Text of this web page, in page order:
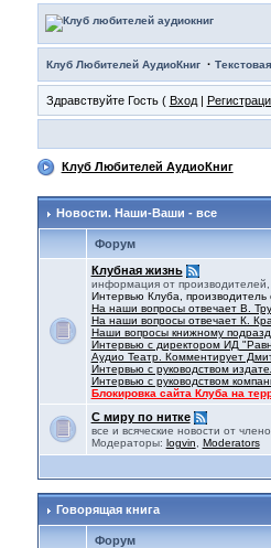
Клуб Любителей АудиоКниг·
Здравствуйте Гость ( Вход|
Клуб Любителей АудиоКниг
Новости. Наши-Ваши - все
Форум
Клубная жизнь
информация от
Интервью Клуба, производитель
На наши вопросы отвечает В.
На наши вопросы отвечает К.
Наши вопросы книжному
Интервью с директором ИД
Аудио Театр. Комментирует
Интервью с руководством
Интервью с руководством
Блокировка сайта Клуба на
С миру по нитке
все и всяческие новости от
Модераторы: logvin Moderators
Говорящая книга
Форум